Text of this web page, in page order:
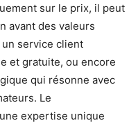
sur le prix, il peut
avant des valeurs
service client
et gratuite, ou encore
qui résonne avec
Le
expertise unique